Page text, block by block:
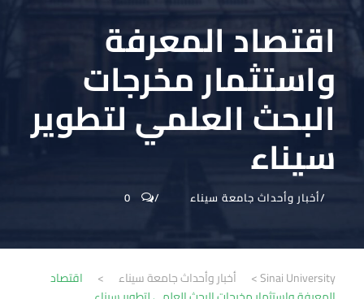
اقتصاد المعرفة
واستثمار مخرجات
البحث العلمي لتطوير
سيناء
أخبار وأحداث جامعة سيناء 0
Sinai University
> أخبار وأحداث جامعة سيناء >
اقتصاد